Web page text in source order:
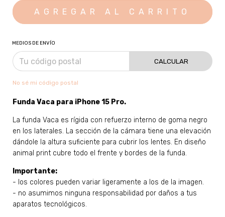
MEDIOS DE ENVÍO
CALCULAR
No sé mi código postal
Funda Vaca para iPhone 15 Pro.
La funda Vaca es rígida con refuerzo interno de goma negro
en los laterales. La sección de la cámara tiene una elevación
dándole la altura suficiente para cubrir los lentes. En diseño
animal print cubre todo el frente y bordes de la funda.
Importante:
- los colores pueden variar ligeramente a los de la imagen.
- no asumimos ninguna responsabilidad por daños a tus
aparatos tecnológicos.